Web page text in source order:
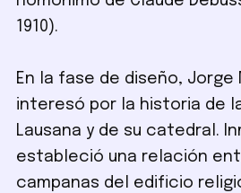
1910).
En la fase de diseño, Jorge
interesó por la historia de
Lausana y de su catedral.
estableció una relación
campanas del edificio